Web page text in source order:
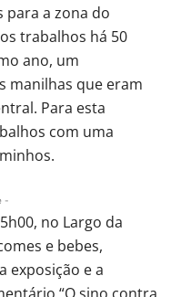
a zona do
trabalhos há 50
ano, um
manilhas que eram
Para esta
com uma
-
no Largo da
e bebes,
exposição e a